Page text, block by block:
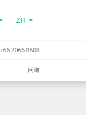
ZH
+66 2066 8888
问询